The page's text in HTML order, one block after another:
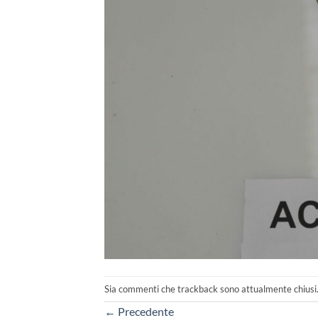
Sia commenti che trackback sono attualmente chiusi.
← Precedente